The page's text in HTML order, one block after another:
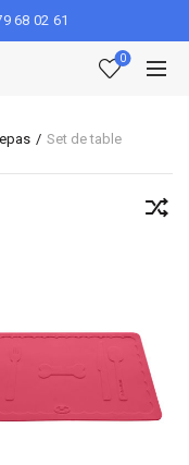
68 02 61
0
Set de table